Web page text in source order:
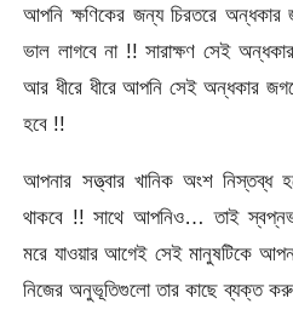
আপনি ক্ষণিকের জন্য চিরতরে অন্ধকার
ভাল লাগবে না !! সারাক্ষণ সেই
আর ধীরে ধীরে আপনি সেই অন্ধকার
হবে !!
আপনার সত্ত্বার খানিক অংশ নিস্তব্ধ
থাকবে !! সাথে আপনিও… তাই
মরে যাওয়ার আগেই সেই মানুষটিকে
নিজের অনুভূতিগুলো তার কাছে ব্যক্ত